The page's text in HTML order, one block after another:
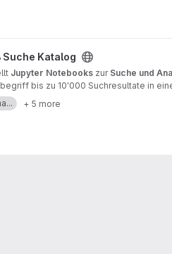
Suche Katalog
Jupyter Notebooks zur Suche und
bis zu 10'000 Suchresultate in
Häufigkeitsstatistiken, Balken- und
+ 5 more